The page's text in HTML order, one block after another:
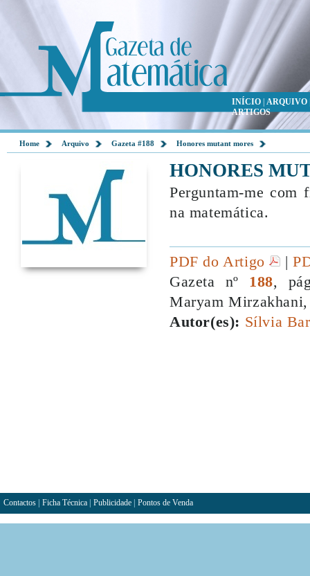
INÍCIO ARQUIVO
ARTIGOS
Home Arquivo Gazeta #188 Honores mutant mores
HONORES
Perguntam-me com
na matemática.
PDF do Artigo |
Gazeta nº 188,
Maryam Mirzakhani,
Autor(es): Sílvia
Contactos Ficha Técnica Publicidade Pontos de Venda